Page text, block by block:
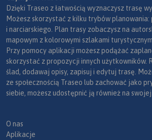
Dzięki Traseo z łatwością wyznaczysz trasę
Możesz skorzystać z kilku trybów planowania:
i narciarskiego. Plan trasy zobaczysz na
mapowym z kolorowymi szlakami
Przy pomocy aplikacji możesz podążać
skorzystać z propozycji innych użytkowników.
ślad, dodawaj opisy, zapisuj i edytuj trasę.
ze społecznością Traseo lub zachować jako
siebie, możesz udostępnić ją również na
O nas
Aplikacje